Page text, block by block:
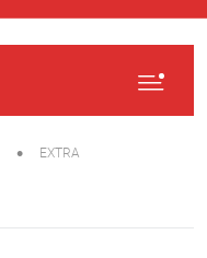
• EXTRA